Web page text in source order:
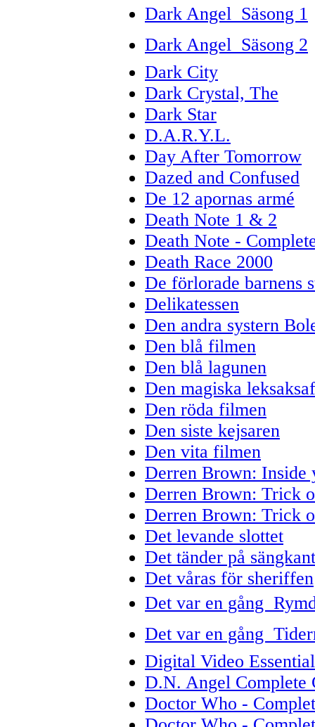
Dark Angel  Säsong 1
Dark Angel  Säsong 2
Dark City
Dark Crystal, The
Dark Star
D.A.R.Y.L.
Day After Tomorrow
Dazed and Confused
De 12 apornas armé
Death Note 1 & 2
Death Note -
Death Race 2000
De förlorade barnens
Delikatessen
Den andra systern
Den blå filmen
Den blå lagunen
Den magiska
Den röda filmen
Den siste kejsaren
Den vita filmen
Derren Brown: Inside
Derren Brown: Trick
Derren Brown: Trick
Det levande slottet
Det tänder på
Det våras för sheriffen
Det var en gång 
Det var en gång 
Digital Video
D.N. Angel Complete
Doctor Who -